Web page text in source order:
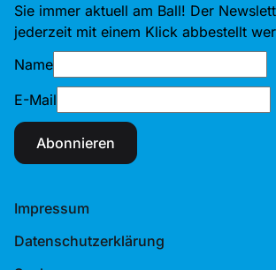
Sie immer aktuell am Ball! Der
jederzeit mit einem Klick abbestellt
Name
E-Mail
Abonnieren
Impressum
Datenschutzerklärung